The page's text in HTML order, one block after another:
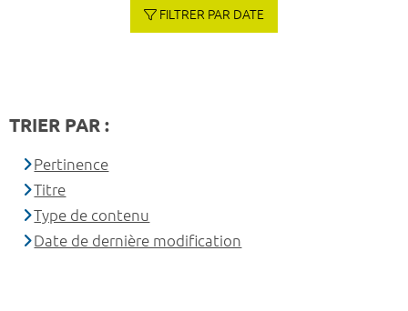
FILTRER PAR DATE
TRIER PAR :
Pertinence
Titre
Type de contenu
Date de dernière modification